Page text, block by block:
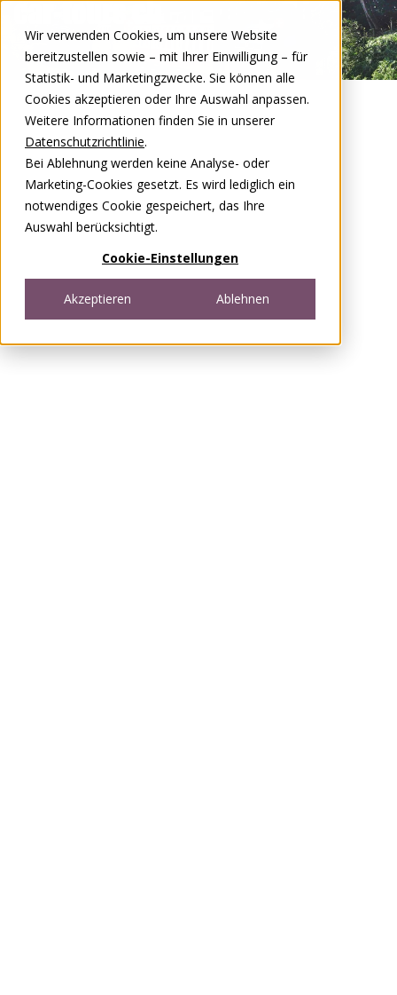
Wir verwenden Cookies, um unsere Website
bereitzustellen sowie – mit Ihrer Einwilligung – für
Statistik- und Marketingzwecke. Sie können alle
Cookies akzeptieren oder Ihre Auswahl anpassen.
Weitere Informationen finden Sie in unserer
Datenschutzrichtlinie.
Bei Ablehnung werden keine Analyse- oder
Marketing-Cookies gesetzt. Es wird lediglich ein
notwendiges Cookie gespeichert, das Ihre
Auswahl berücksichtigt.
Cookie-Einstellungen
Akzeptieren Ablehnen
DEFR
Open menu